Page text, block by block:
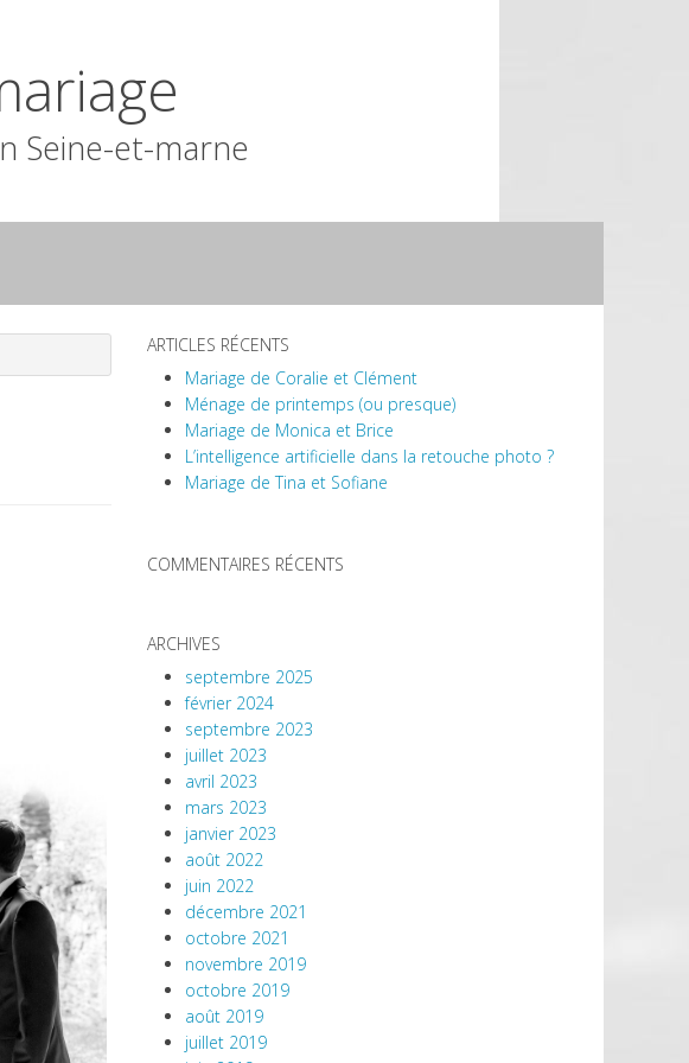
Seine-et-marne
ARTICLES RÉCENTS
Mariage de Coralie et Clément
Ménage de printemps (ou presque)
Mariage de Monica et Brice
L’intelligence artificielle dans la retouche photo ?
Mariage de Tina et Sofiane
COMMENTAIRES RÉCENTS
ARCHIVES
septembre 2025
février 2024
septembre 2023
juillet 2023
avril 2023
mars 2023
janvier 2023
août 2022
juin 2022
décembre 2021
octobre 2021
novembre 2019
octobre 2019
août 2019
juillet 2019